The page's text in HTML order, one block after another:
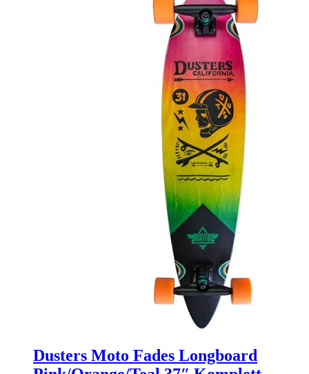
Dusters Moto Fades Longboard